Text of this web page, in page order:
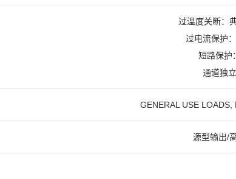
过温度关断：
过电流保护
短路保护
通道独
GENERAL USE
源型输出/